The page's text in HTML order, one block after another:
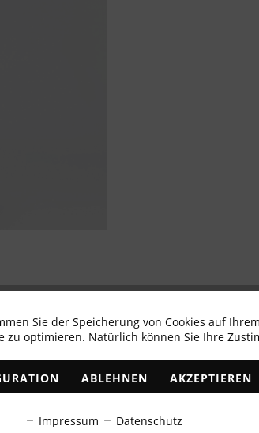
& 10% - Gutschein
Angebote ✓ Die aktuellsten Trends
Sie der Speicherung von Cookies auf
zu optimieren. Natürlich können Sie Ihre
ABLEHNEN AKZEPTIEREN
Impressum Datenschutz